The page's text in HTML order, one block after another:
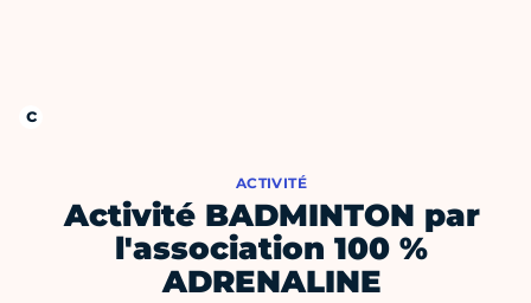
ACTIVITÉ
Activité BADMINTON par
l'association 100 %
ADRENALINE